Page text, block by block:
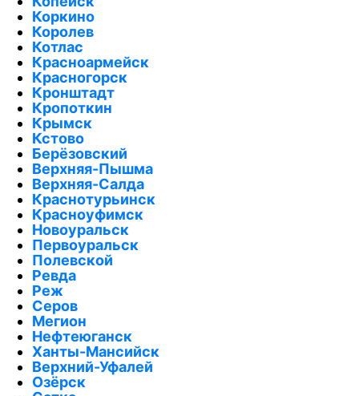
Коркино
Королев
Котлас
Красноармейск
Красногорск
Кронштадт
Кропоткин
Крымск
Кстово
Берёзовский
Верхняя-Пышма
Верхняя-Салда
Краснотурьинск
Красноуфимск
Новоуральск
Первоуральск
Полевской
Ревда
Реж
Серов
Мегион
Нефтеюганск
Ханты-Мансийск
Верхний-Уфалей
Озёрск